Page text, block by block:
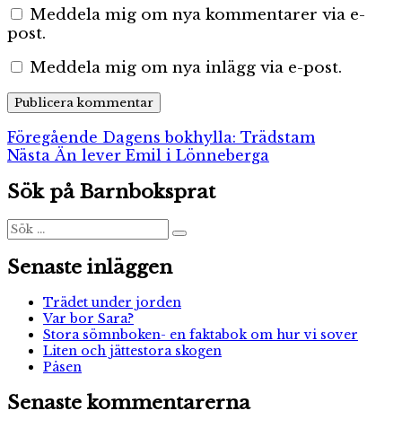
Meddela mig om nya kommentarer via e-
post.
Meddela mig om nya inlägg via e-post.
Inläggsnavigering
Föregående Föregående
inlägg:
Dagens bokhylla: Trädstam
Nästa Nästa
Än lever Emil i Lönneberga
Sök på Barnboksprat
Sök
efter:
Sök
Senaste inläggen
Trädet under jorden
Var bor Sara?
Stora sömnboken- en faktabok om hur vi sover
Liten och jättestora skogen
Påsen
Senaste kommentarerna